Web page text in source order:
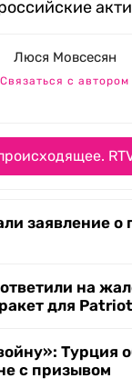
Люся Мовсесян
Связаться с автором
заявление о
на
для Patriot
Турция
с призывом